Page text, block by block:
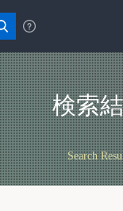
検索
Search